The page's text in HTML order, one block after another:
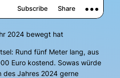
2024 bewegt hat
Rund fünf Meter lang, aus
Euro kostend. Sowas würde
des Jahres 2024 gerne